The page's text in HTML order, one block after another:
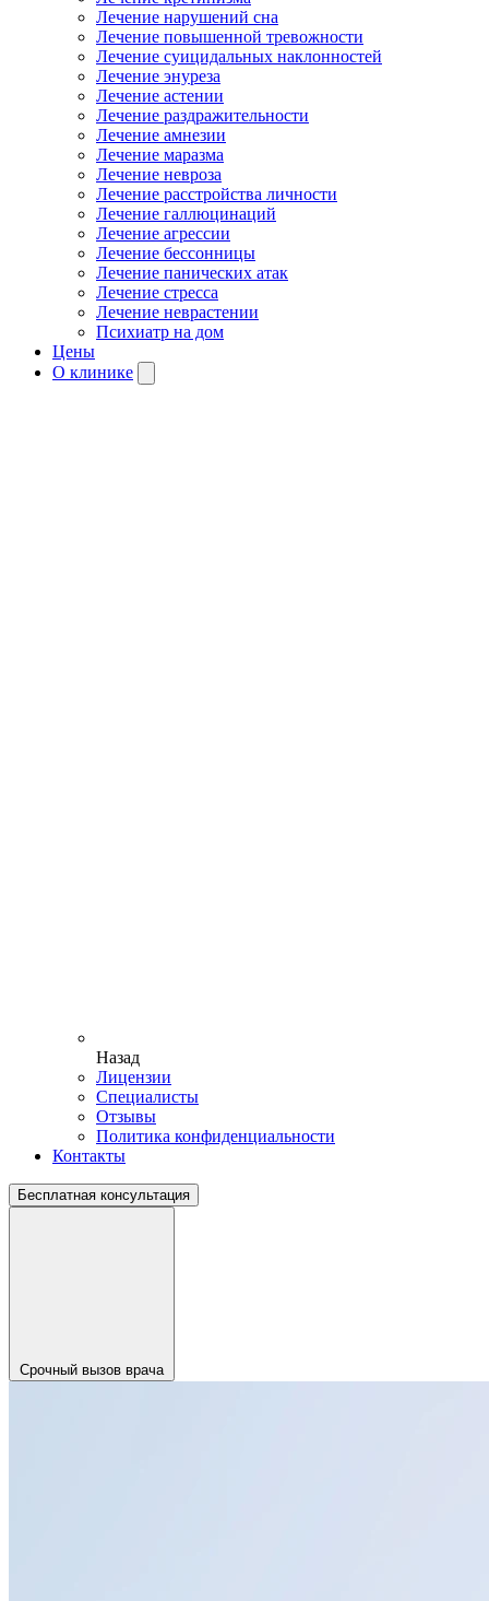
Лечение нарушений сна
Лечение повышенной тревожности
Лечение суицидальных наклонностей
Лечение энуреза
Лечение астении
Лечение раздражительности
Лечение амнезии
Лечение маразма
Лечение невроза
Лечение расстройства личности
Лечение галлюцинаций
Лечение агрессии
Лечение бессонницы
Лечение панических атак
Лечение стресса
Лечение неврастении
Психиатр на дом
Цены
О клинике
Назад
Лицензии
Специалисты
Отзывы
Политика конфиденциальности
Контакты
Бесплатная консультация
Срочный вызов врача